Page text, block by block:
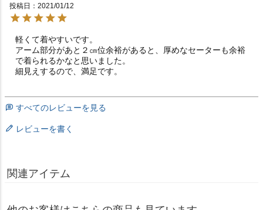
投稿日
2021/01/12
軽くて着やすいです。
アーム部分があと２㎝位余裕があると、厚めなセーターも余裕
で着られるかなと思いました。
細見えするので、満足です。
すべてのレビューを見る
レビューを書く
関連アイテム